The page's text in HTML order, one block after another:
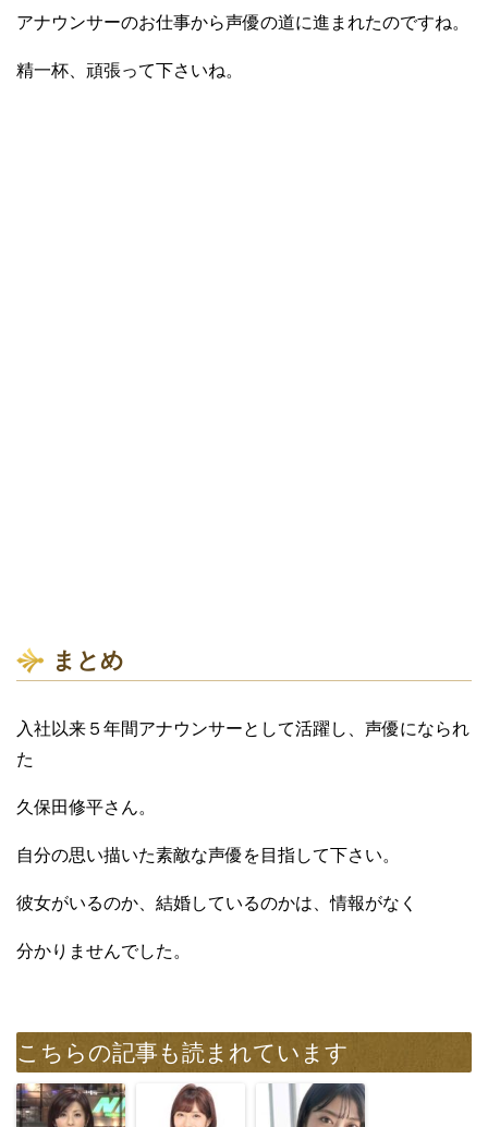
アナウンサーのお仕事から声優の道に進まれたのですね。
精一杯、頑張って下さいね。
まとめ
入社以来５年間アナウンサーとして活躍し、声優になられ
た
久保田修平さん。
自分の思い描いた素敵な声優を目指して下さい。
彼女がいるのか、結婚しているのかは、情報がなく
分かりませんでした。
こちらの記事も読まれています